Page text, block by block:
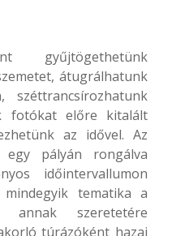
gyűjtögethetünk
átugrálhatunk
széttrancsírozhatunk
fotókat előre kitalált
az idővel. Az
pályán rongálva
időintervallumon
tematika a
annak szeretetére
túrázóként hazai